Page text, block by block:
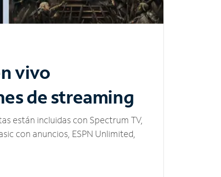
vivo
de streaming
están incluidas con Spectrum TV,
con anuncios, ESPN Unlimited,